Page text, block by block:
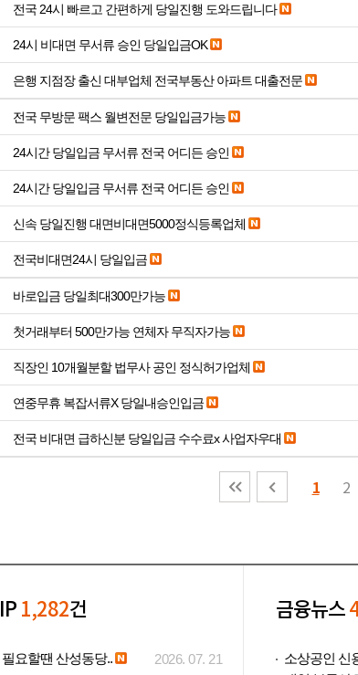
전국 24시 빠르고 간편하게 당일진행 도와드립니다
24시 비대면 무서류 승인 당일입금OK
은행 지점장 출신 대부업체 전국부동산 아파트 대출전문
전국 무방문 팩스 월변전문 당일입금가능
24시간 당일입금 무서류 전국 어디든 승인
24시간 당일입금 무서류 전국 어디든 승인
신속 당일진행 대면비대면5000정식등록업체
전국비대면24시 당일입금
바로입금 당일최대300만가능
첫거래부터 500만가능 연체자 무직자가능
직장인 10개월분할 법무사 공인 정식허가업체
연중무휴 복잡서류X 당일내승인입금
전국 비대면 급하신분 당일입금 수수료x 사업자우대
1 2
1,282건
요할땐 산성동당.. 2026. 07. 21
금융뉴스